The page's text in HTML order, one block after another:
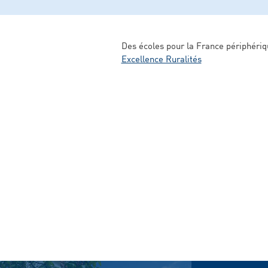
Des écoles pour la France
Excellence Ruralités